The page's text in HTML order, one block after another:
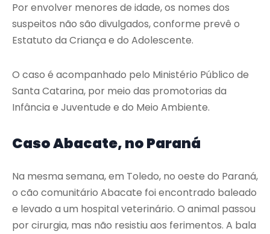
Por envolver menores de idade, os nomes dos
suspeitos não são divulgados, conforme prevê o
Estatuto da Criança e do Adolescente.
O caso é acompanhado pelo Ministério Público de
Santa Catarina, por meio das promotorias da
Infância e Juventude e do Meio Ambiente.
Caso Abacate, no Paraná
Na mesma semana, em Toledo, no oeste do Paraná,
o cão comunitário Abacate foi encontrado baleado
e levado a um hospital veterinário. O animal passou
por cirurgia, mas não resistiu aos ferimentos. A bala